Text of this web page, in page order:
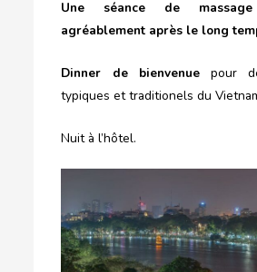
Une séance de
agréablement après le long
Dinner de bienvenuepour
typiques et traditionels du
Nuit à l’hôtel.